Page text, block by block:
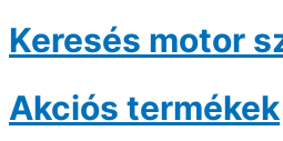
Keresés motor
Akciós termékek